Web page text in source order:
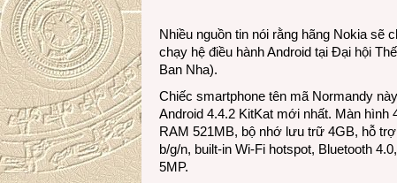
Nhiều nguồn tin nói rằng hãng Nokia sẽ
chạy hệ điều hành Android tại Đại hội
Ban Nha).
Chiếc smartphone tên mã Normandy
Android 4.4.2 KitKat mới nhất. Màn
RAM 521MB, bộ nhớ lưu trữ 4GB, hỗ
b/g/n, built-in Wi-Fi hotspot, Bluetooth
5MP.